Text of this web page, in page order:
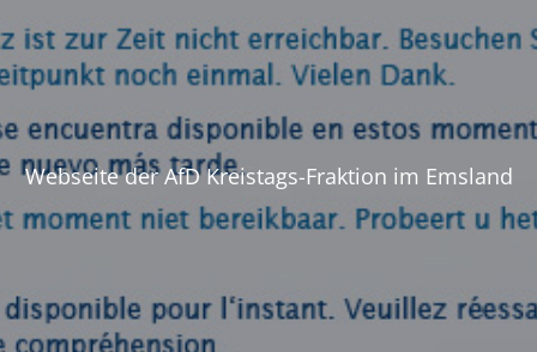
Webseite der AfD Kreistags-Fraktion im Emsland